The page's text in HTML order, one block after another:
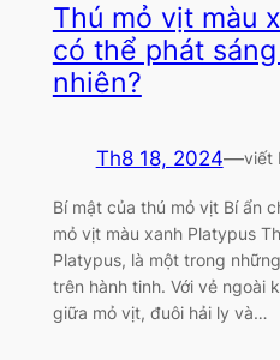
Thú mỏ vịt màu
có thể phát
nhiên?
Th8 18, 2024—viết
Bí mật của thú mỏ vịt Bí ẩn
mỏ vịt màu xanh Platypus
Platypus, là một trong
trên hành tinh. Với vẻ ngoài
giữa mỏ vịt, đuôi hải ly và…